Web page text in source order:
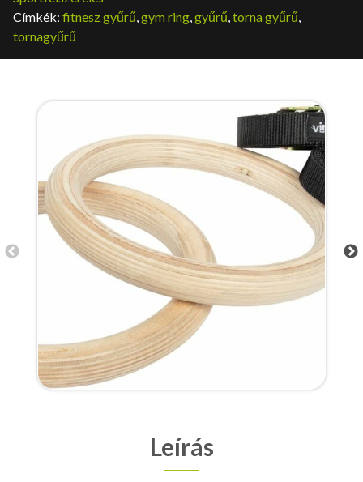
Címkék: fitnesz gyűrű,gym ring,gyűrű,torna gyűrű,
tornagyűrű
Leírás